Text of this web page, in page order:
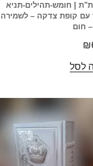
| חומש-תהילים-תניא
עם קופת צדקה – לשמירה
חום
₪
לסל